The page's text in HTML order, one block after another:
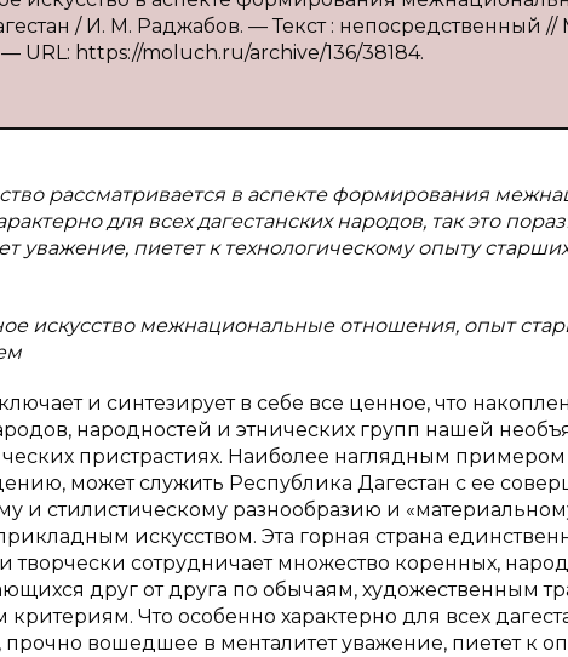
/ И. М. Раджабов. — Текст : непосредственный //
URL: https://moluch.ru/archive/136/38184.
рассматривается в аспекте формирования
для всех дагестанских народов, так это
уважение, пиетет к технологическому опыту
искусство межнациональные отношения, опыт
и синтезирует в себе все ценное, что
народностей и этнических групп нашей
пристрастиях. Наиболее наглядным примером
может служить Республика Дагестан с ее
и стилистическому разнообразию и
искусством. Эта горная страна
творчески сотрудничает множество коренных,
друг от друга по обычаям, художественным
Что особенно характерно для всех
прочно вошедшее в менталитет уважение, пиетет к